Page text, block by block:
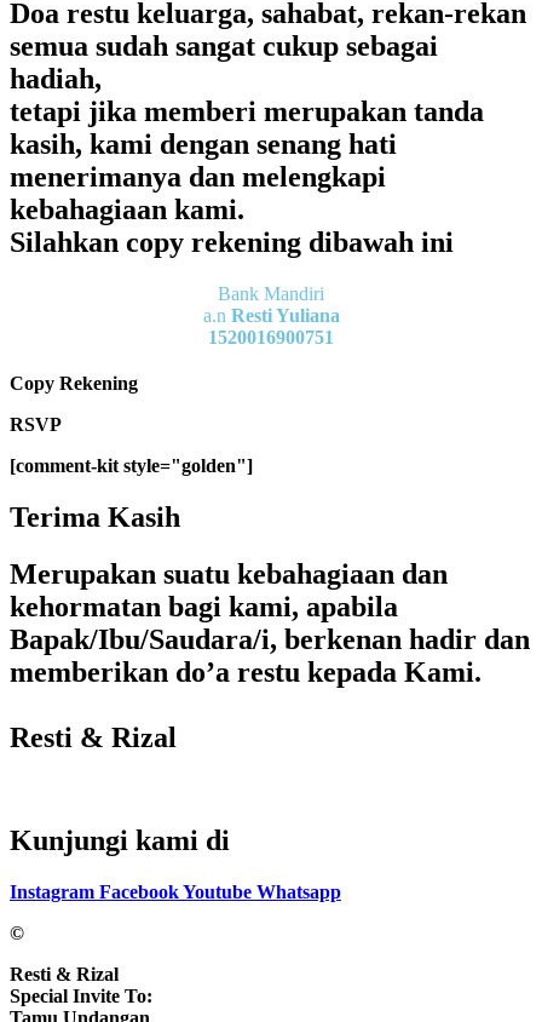
Doa restu keluarga, sahabat, rekan-rekan
semua sudah sangat cukup sebagai
hadiah,
tetapi jika memberi merupakan tanda
kasih, kami dengan senang hati
menerimanya dan melengkapi
kebahagiaan kami.
Silahkan copy rekening dibawah ini
Bank Mandiri
a.n Resti Yuliana
1520016900751
Copy Rekening
RSVP
[comment-kit style="golden"]
Terima Kasih
Merupakan suatu kebahagiaan dan
kehormatan bagi kami, apabila
Bapak/Ibu/Saudara/i, berkenan hadir dan
memberikan do’a restu kepada Kami.
Resti & Rizal
Kunjungi kami di
Instagram FacebookYoutube Whatsapp
©
Resti & Rizal
Special Invite To:
Tamu Undangan